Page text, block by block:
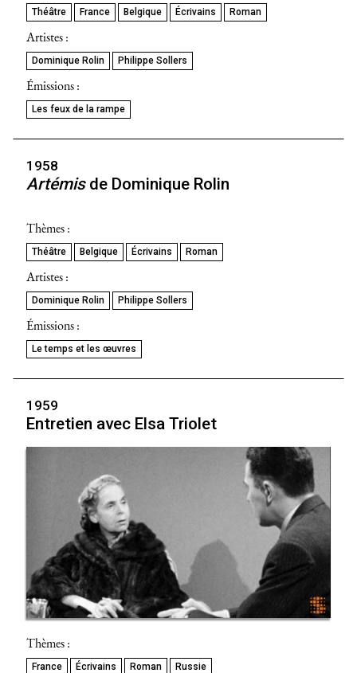
Théâtre France Belgique Écrivains Roman
Artistes :
Dominique Rolin Philippe Sollers
Émissions :
Les feux de la rampe
1958
Artémisde Dominique Rolin
Thèmes :
Théâtre Belgique Écrivains Roman
Artistes :
Dominique Rolin Philippe Sollers
Émissions :
Le temps et les œuvres
1959
Entretien avec Elsa Triolet
Thèmes :
France Écrivains Roman Russie